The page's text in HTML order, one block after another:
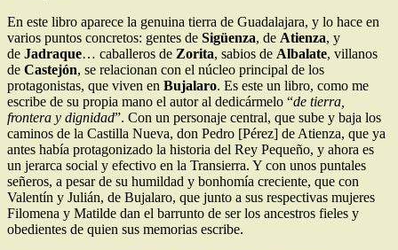
En este libro aparece la genuina tierra de Guadalajara, y lo hace en
varios puntos concretos: gentes de Sigüenza, de Atienza, y
de Jadraque… caballeros de Zorita, sabios de Albalate, villanos
de Castejón, se relacionan con el núcleo principal de los
protagonistas, que viven en Bujalaro. Es este un libro, como me
escribe de su propia mano el autor al dedicármelo “de tierra,
frontera y dignidad”. Con un personaje central, que sube y baja los
caminos de la Castilla Nueva, don Pedro [Pérez] de Atienza, que ya
antes había protagonizado la historia del Rey Pequeño, y ahora es
un jerarca social y efectivo en la Transierra. Y con unos puntales
señeros, a pesar de su humildad y bonhomía creciente, que con
Valentín y Julián, de Bujalaro, que junto a sus respectivas mujeres
Filomena y Matilde dan el barrunto de ser los ancestros fieles y
obedientes de quien sus memorias escribe.